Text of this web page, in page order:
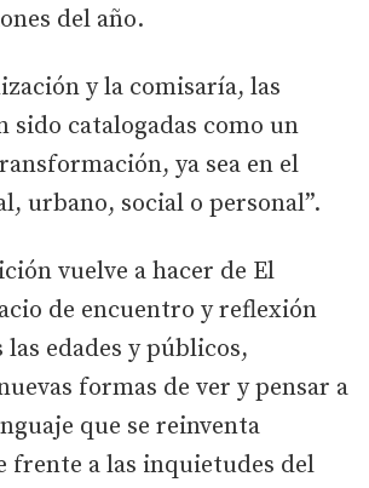
del año.
y la comisaría, las
sido catalogadas como un
ya sea en el
urbano, social o personal”.
vuelve a hacer de El
de encuentro y reflexión
edades y públicos,
formas de ver y pensar a
que se reinventa
frente a las inquietudes del